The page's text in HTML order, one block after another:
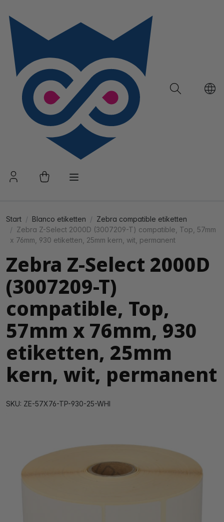
Start Blanco etiketten
Zebra compatible etiketten
Zebra Z-Select 2000D (3007209-T) compatible, Top, 57mm
x 76mm, 930 etiketten, 25mm kern, wit, permanent
Zebra Z-Select 2000D
(3007209-T)
compatible, Top,
57mm x 76mm, 930
etiketten, 25mm
kern, wit, permanent
SKU: ZE-57X76-TP-930-25-WHI